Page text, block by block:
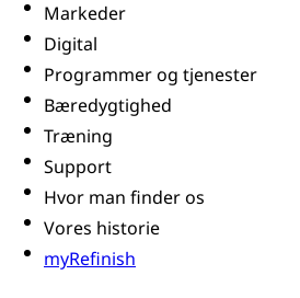
Markeder
Digital
Programmer og tjenester
Bæredygtighed
Træning
Support
Hvor man finder os
Vores historie
myRefinish